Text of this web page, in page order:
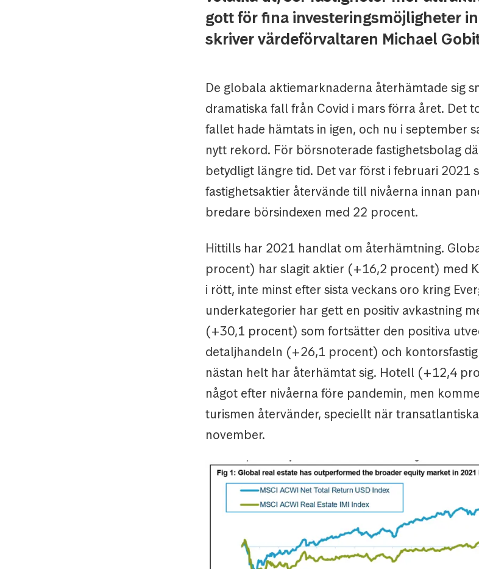
gott för fina investeringsmöjligheter
skriver värdeförvaltaren Michael
De globala aktiemarknaderna återhämtade sig
dramatiska fall från Covid i mars förra året. Det
fallet hade hämtats in igen, och nu i september
nytt rekord. För börsnoterade fastighetsbolag
betydligt längre tid. Det var först i februari 2021
fastighetsaktier återvände till nivåerna innan
bredare börsindexen med 22 procent.
Hittills har 2021 handlat om återhämtning.
procent) har slagit aktier (+16,2 procent) med
i rött, inte minst efter sista veckans oro kring
underkategorier har gett en positiv avkastning
(+30,1 procent) som fortsätter den positiva
detaljhandeln (+26,1 procent) och
nästan helt har återhämtat sig. Hotell (+12,4
något efter nivåerna före pandemin, men
turismen återvänder, speciellt när
november.